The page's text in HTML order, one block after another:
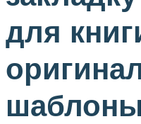
для